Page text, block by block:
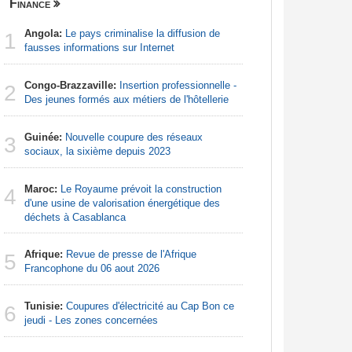
Finance
1 Angola: Le pays criminalise la diffusion de
fausses informations sur Internet
2 Congo-Brazzaville: Insertion professionnelle -
Des jeunes formés aux métiers de l'hôtellerie
3 Guinée: Nouvelle coupure des réseaux
sociaux, la sixième depuis 2023
4 Maroc: Le Royaume prévoit la construction
d'une usine de valorisation énergétique des
déchets à Casablanca
5 Afrique: Revue de presse de l'Afrique
Francophone du 06 aout 2026
6 Tunisie: Coupures d'électricité au Cap Bon ce
jeudi - Les zones concernées